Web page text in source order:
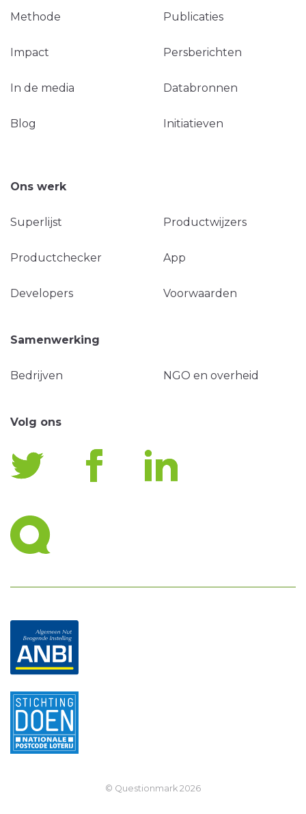
Methode Publicaties
Impact Persberichten
In de media Databronnen
Blog Initiatieven
Ons werk
Superlijst Productwijzers
Productchecker App
Developers Voorwaarden
Samenwerking
Bedrijven NGO en overheid
Volg ons
© Questionmark 2026